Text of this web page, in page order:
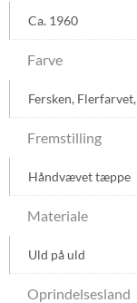
Ca. 1960
Farve
Fersken, Flerfarvet,
Fremstilling
Håndvævet tæppe
Materiale
Uld på uld
Oprindelsesland